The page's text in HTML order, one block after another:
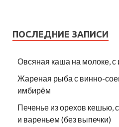
ПОСЛЕДНИЕ ЗАПИСИ
Овсяная каша на молоке,
Жареная рыба с винно-
имбирём
Печенье из орехов кешью,
и вареньем (без выпечки)